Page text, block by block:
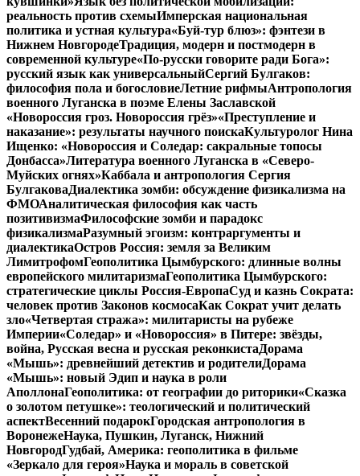
реальность против схемыИмперская национальная
политика и устная культура«Буй-тур блюз»: фэнтези в
Нижнем НовгородеТрадиция, модерн и постмодерн в
современной культуре«По-русски говорите ради Бога»:
русский язык как универсальныйСергий Булгаков:
философия пола и богословиеЛетние рифмыАнтропология
военного Луганска в поэме Елены Заславской
«Новороссия гроз. Новороссия грёз»«Преступление и
наказание»: результаты научного поискаКультуролог Нина
Ищенко: «Новороссия и Соледар: сакральные топосы
Донбасса»Литература военного Луганска в «Северо-
Муйских огнях»Каббала и антропология Сергия
БулгаковаДиалектика зомби: обсуждение физикализма на
ФМОАналитическая философия как часть
позитивизмаФилософские зомби и парадокс
физикализмаРазумный эгоизм: контраргументы и
диалектикаОстров Россия: земля за Великим
ЛимитрофомГеополитика Цымбурского: длинные волны
европейского милитаризмаГеополитика Цымбурского:
стратегические циклы Россия-ЕвропаСуд и казнь Сократа:
человек против Законов космосаКак Сократ учит делать
зло«Четвертая стража»: милитаристы на рубеже
Империи«Соледар» и «Новороссия» в Питере: звёзды,
война, Русская весна и русская реконкистаДорама
«Мышь»: древнейший детектив и родителиДорама
«Мышь»: новый Эдип и наука в роли
АполлонаГеополитика: от географии до риторики«Сказка
о золотом петушке»: теологический и политический
аспектВесенний подарокГородская антропология в
ВоронежеНаука, Пушкин, Луганск, Нижний
НовгородГудбай, Америка: геополитика в фильме
«Зеркало для героя»Наука и мораль в советской